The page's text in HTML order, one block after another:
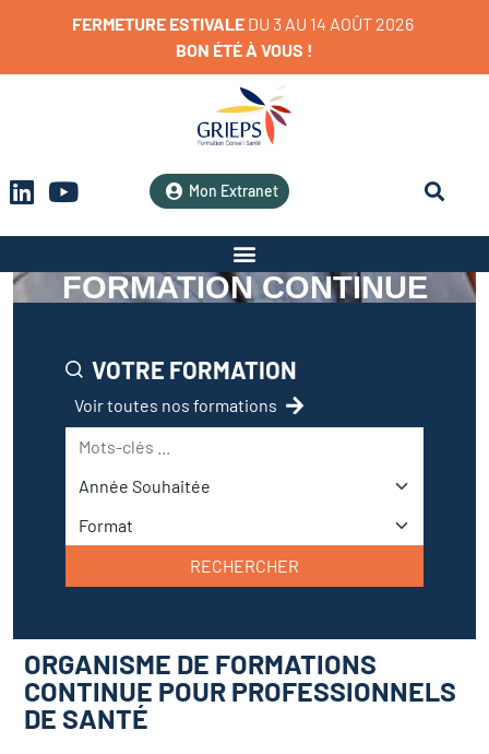
FERMETURE ESTIVALE DU 3 AU 14 AOÛT 2026
BON ÉTÉÀ VOUS !
Mon Extranet
FORMATION CONTINUE
VOTRE FORMATION
Voir toutes nos formations
RECHERCHER
ORGANISME DE FORMATIONS
CONTINUE POUR PROFESSIONNELS
DE SANTÉ